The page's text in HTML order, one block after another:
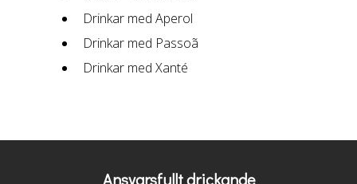
Drinkar med Aperol
Drinkar med Passoã
Drinkar med Xanté
Ansvarsfullt drickande